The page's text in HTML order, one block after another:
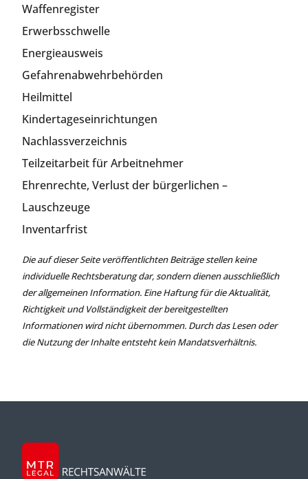
Waffenregister
Erwerbsschwelle
Energieausweis
Gefahrenabwehrbehörden
Heilmittel
Kindertageseinrichtungen
Nachlassverzeichnis
Teilzeitarbeit für Arbeitnehmer
Ehrenrechte, Verlust der bürgerlichen –
Lauschzeuge
Inventarfrist
Die auf dieser Seite veröffentlichten Beiträge stellen keine
individuelle Rechtsberatung dar, sondern dienen ausschließlich
der allgemeinen Information. Eine Haftung für die Aktualität,
Richtigkeit und Vollständigkeit der bereitgestellten
Informationen wird nicht übernommen. Durch das Lesen oder
die Nutzung der Inhalte entsteht kein Mandatsverhältnis.